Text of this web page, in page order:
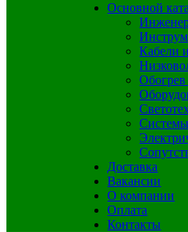
Основной
Кабели
Системы
Доставка
Вакансии
О компании
Оплата
Контакты